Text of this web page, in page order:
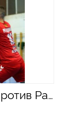
Победа на гостувањето против Радовиш (17-19)